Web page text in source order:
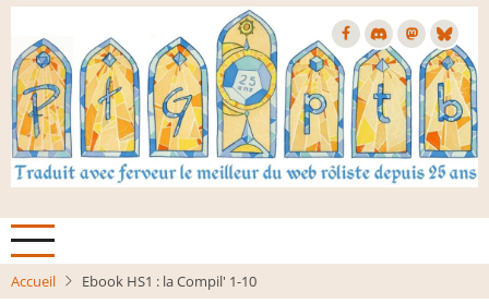
Aller
contenu
principal
Accueil Ebook HS1 : la Compil' 1-10